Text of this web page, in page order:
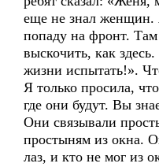
еще не знал женщин.
попаду на фронт.
выскочить, как
жизни испытать!».
Я только просила,
где они будут. Вы
Они связывали
простыням из окна.
лаз, и кто не мог из